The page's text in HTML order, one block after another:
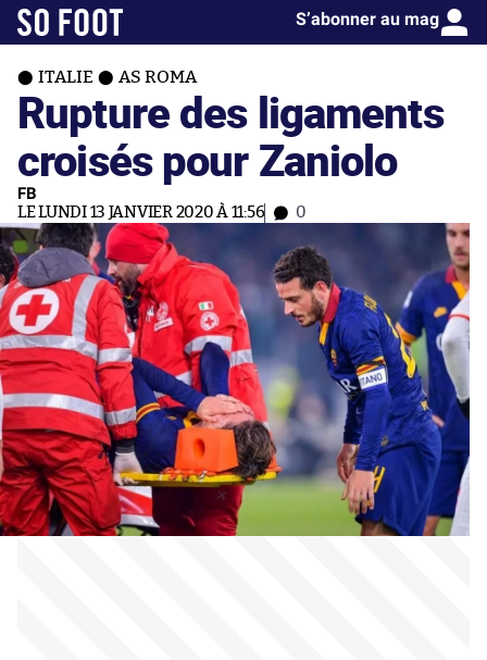
S’abonner au mag
ITALIE AS ROMA
Rupture des ligaments
croisés pour Zaniolo
FB
LE LUNDI 13 JANVIER 2020 À 11:56 0